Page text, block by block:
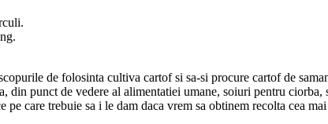
de folosinta cultiva cartof si sa-si procure cartof de
din punct de vedere al alimentatiei umane, soiuri pentru
care trebuie sa i le dam daca vrem sa obtinem recolta cea mai